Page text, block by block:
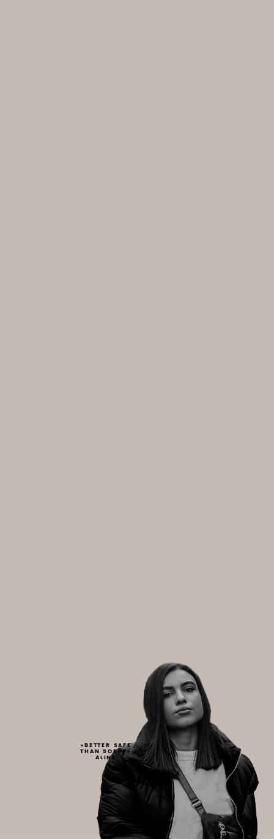
»BETTER SAFE
THAN SORRY«
ALINE